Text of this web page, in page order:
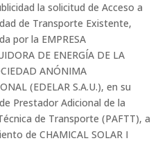
la solicitud de Acceso a
de Transporte Existente,
por la EMPRESA
DE ENERGÍA DE LA
ANÓNIMA
(EDELAR S.A.U.), en su
Prestador Adicional de la
de Transporte (PAFTT), a
de CHAMICAL SOLAR I